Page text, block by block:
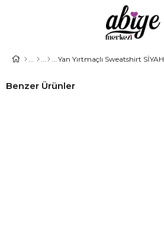
Yan Yırtmaçlı Sweatshirt SİYAH
Benzer Ürünler